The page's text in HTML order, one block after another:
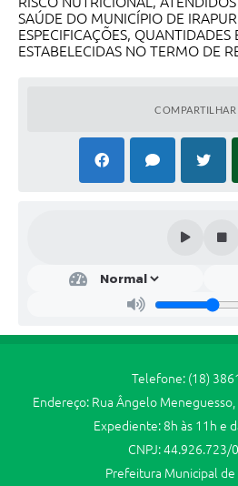
A Prefeitura
Enquete
SAÚDE DO MUNICÍPIO DE
ESPECIFICAÇÕES, QUANTIDADES
ESTABELECIDAS NO TERMO DE
COMPARTILHAR
Telefone: (18)
Endereço: Rua Ângelo
Expediente: 8h às 11h e
CNPJ: 44.926.723/
Prefeitura Municipal de